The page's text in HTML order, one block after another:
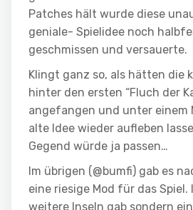
Patches hält wurde diese
geniale- Spielidee noch
geschmissen und versauerte.
Klingt ganz so, als hätten die
hinter den ersten “Fluch der
angefangen und unter einem
alte Idee wieder aufleben
Gegend würde ja passen…
Im übrigen (@bumfi) gab es
eine riesige Mod für das
weitere Inseln gab sondern